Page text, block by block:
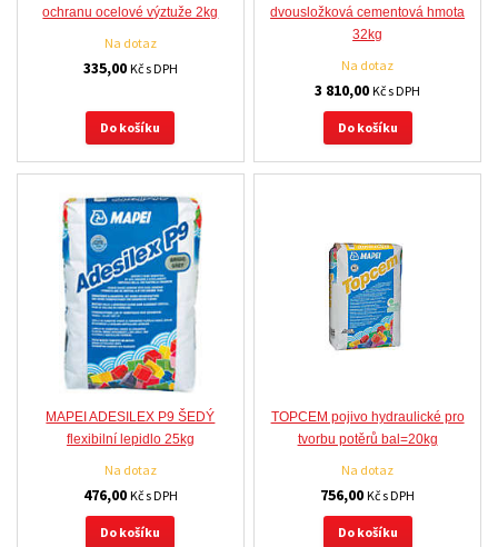
ochranu ocelové výztuže 2kg
Na dotaz
335,00 Kč s DPH
Do košíku
dvousložková cementová hmota
32kg
Na dotaz
3 810,00Kč s DPH
Do košíku
MAPEI ADESILEX P9 ŠEDÝ
flexibilní lepidlo 25kg
Na dotaz
476,00 Kč s DPH
Do košíku
TOPCEM pojivo hydraulické pro
tvorbu potěrů bal=20kg
Na dotaz
756,00Kč s DPH
Do košíku